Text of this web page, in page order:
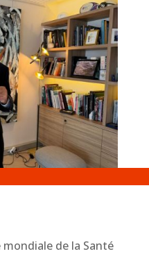
mondiale de la Santé